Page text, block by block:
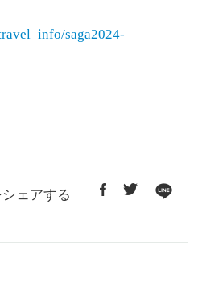
saga2024-
ェアする